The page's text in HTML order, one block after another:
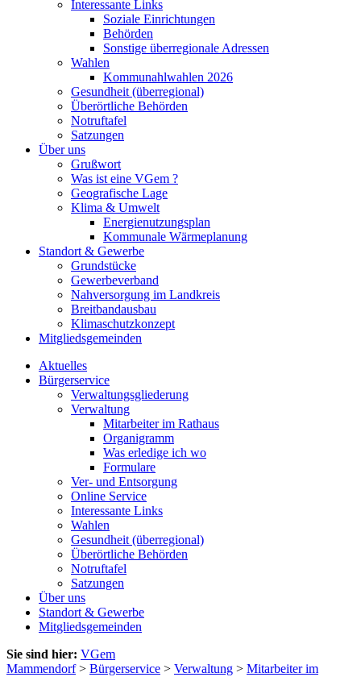
Interessante Links
Soziale Einrichtungen
Behörden
Sonstige überregionale Adressen
Wahlen
Kommunahlwahlen 2026
Gesundheit (überregional)
Überörtliche Behörden
Notruftafel
Satzungen
Über uns
Grußwort
Was ist eine VGem ?
Geografische Lage
Klima & Umwelt
Energienutzungsplan
Kommunale Wärmeplanung
Standort & Gewerbe
Grundstücke
Gewerbeverband
Nahversorgung im Landkreis
Breitbandausbau
Klimaschutzkonzept
Mitgliedsgemeinden
Aktuelles
Bürgerservice
Verwaltungsgliederung
Verwaltung
Mitarbeiter im Rathaus
Organigramm
Was erledige ich wo
Formulare
Ver- und Entsorgung
Online Service
Interessante Links
Wahlen
Gesundheit (überregional)
Überörtliche Behörden
Notruftafel
Satzungen
Über uns
Standort & Gewerbe
Mitgliedsgemeinden
Sie sind hier: VGem
Mammendorf> Bürgerservice > Verwaltung > Mitarbeiter im